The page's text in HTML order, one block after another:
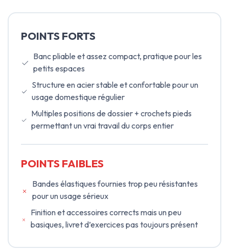
POINTS FORTS
Banc pliable et assez compact, pratique pour les
petits espaces
Structure en acier stable et confortable pour un
usage domestique régulier
Multiples positions de dossier + crochets pieds
permettant un vrai travail du corps entier
POINTS FAIBLES
Bandes élastiques fournies trop peu résistantes
pour un usage sérieux
Finition et accessoires corrects mais un peu
basiques, livret d’exercices pas toujours présent